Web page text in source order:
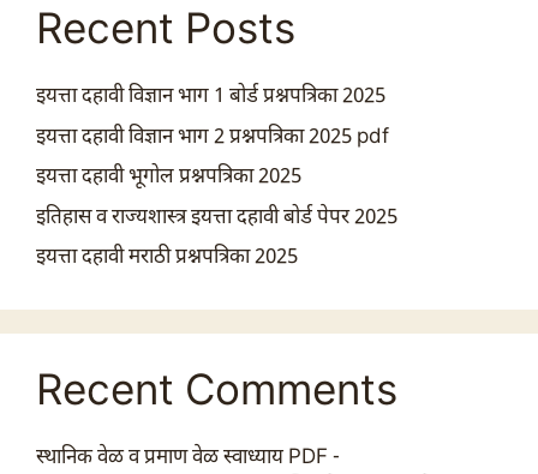
Recent Posts
इयत्ता दहावी विज्ञान भाग 1 बोर्ड प्रश्नपत्रिका 2025
इयत्ता दहावी विज्ञान भाग 2 प्रश्नपत्रिका 2025 pdf
इयत्ता दहावी भूगोल प्रश्नपत्रिका 2025
इतिहास व राज्यशास्त्र इयत्ता दहावी बोर्ड पेपर 2025
इयत्ता दहावी मराठी प्रश्नपत्रिका 2025
Recent Comments
स्थानिक वेळ व प्रमाण वेळ स्वाध्याय PDF -